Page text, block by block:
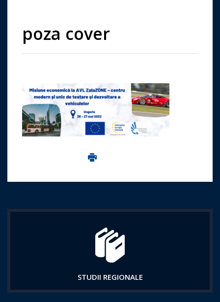
poza cover
Imprima aceasta pagina
STUDII REGIONALE